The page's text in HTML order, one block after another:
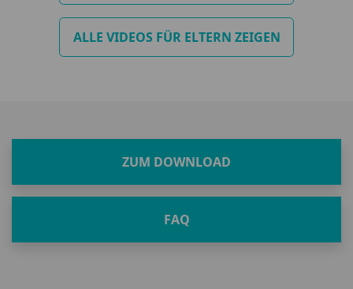
ALLE VIDEOS FÜR ELTERN ZEIGEN
ZUM DOWNLOAD
FAQ